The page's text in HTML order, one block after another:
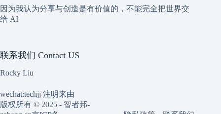
因为我认为分享与创造是有价值的，不能完全把世界交
给 AI
联系我们 Contact US
Rocky Liu
wechat:techjj 注明来由
版权所有 © 2025 - 智者邦-